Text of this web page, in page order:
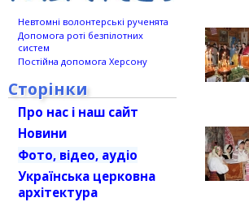
Невтомні волонтерські рученята
Допомога роті безпілотних
систем
Постійна допомога Херсону
Сторінки
Про нас і наш сайт
Новини
Фото, відео, аудіо
Українська церковна
архітектура